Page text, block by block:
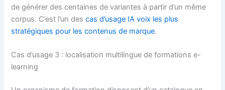
de générer des centaines de variantes à partir d’un même
corpus. C’est l’un descas d’usage IA voix les plus
stratégiques pour les contenus de marque.
Cas d’usage 3 : localisation multilingue de formations e-
learning